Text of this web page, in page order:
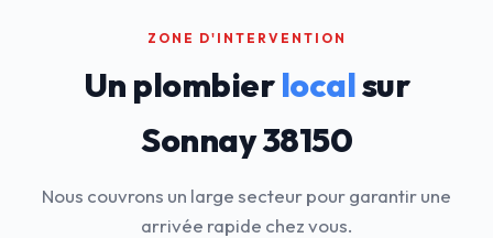
ZONE D'INTERVENTION
Un plombierlocalsur
Sonnay 38150
Nous couvrons un large secteur pour garantir une
arrivée rapide chez vous.